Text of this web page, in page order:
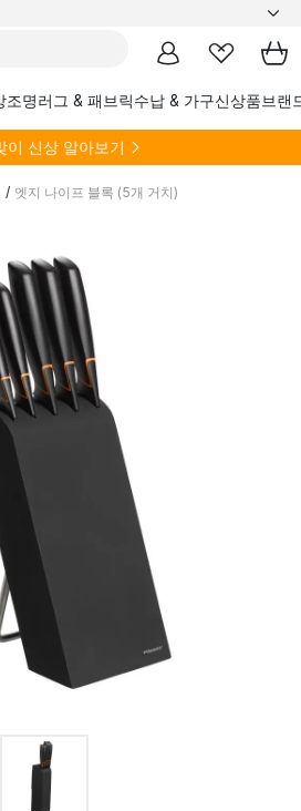
조명러그 & 패브릭수납 & 가구신상품브랜
이 신상 알아보기
/ 엣지 나이프 블록 (5개 거치)